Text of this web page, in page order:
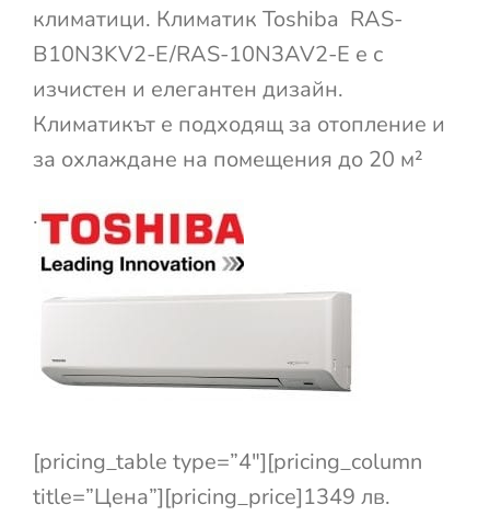
климатици. Климатик Toshiba RAS-
B10N3KV2-E/RAS-10N3AV2-E е с
изчистен и елегантен дизайн.
Климатикът е подходящ за отопление и
за охлаждане на помещения до 20 м²
.
[pricing_table type=”4″][pricing_column
title=”Цена”][pricing_price]1349 лв.